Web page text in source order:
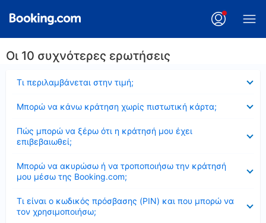
Οι 10 συχνότερες ερωτήσεις
Τι περιλαμβάνεται στην τιμή;
Μπορώ να κάνω κράτηση χωρίς πιστωτική κάρτα;
Πώς μπορώ να ξέρω ότι η κράτησή μου έχει
επιβεβαιωθεί;
Μπορώ να ακυρώσω ή να τροποποιήσω την κράτησή
μου μέσω της Booking.com;
Τι είναι ο κωδικός πρόσβασης (PIN) και που μπορώ να
τον χρησιμοποιήσω;